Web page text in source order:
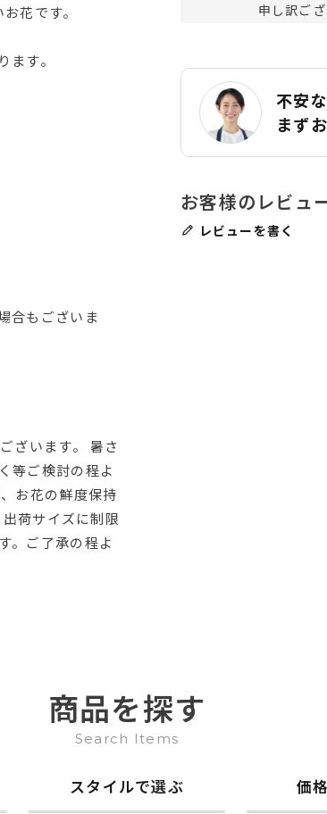
花です。
す。
合もございま
ざいます。 暑さ
等ご検討の程よ
お花の鮮度保持
荷サイズに制限
。ご了承の程よ
申し訳ご
不安
まず
レビューを書く
商品を探す
Search Items
スタイルで選ぶ 価